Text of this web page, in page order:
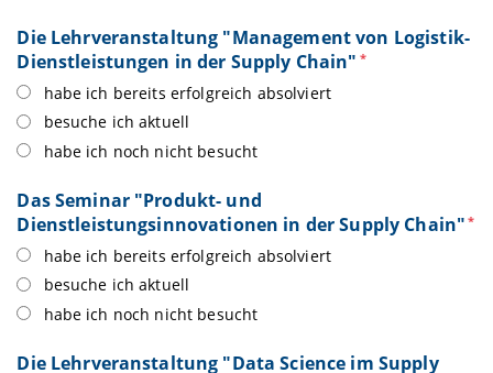
Die Lehrveranstaltung "Management von Logistik-
Dienstleistungen in der Supply Chain" *
habe ich bereits erfolgreich absolviert
besuche ich aktuell
habe ich noch nicht besucht
Das Seminar "Produkt- und
Dienstleistungsinnovationen in der Supply Chain" *
habe ich bereits erfolgreich absolviert
besuche ich aktuell
habe ich noch nicht besucht
Die Lehrveranstaltung "Data Science im Supply